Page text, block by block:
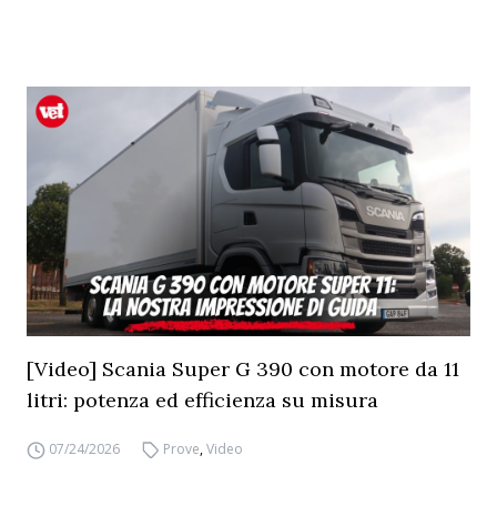
[Video] Scania Super G 390 con motore da 11
litri: potenza ed efficienza su misura
07/24/2026 Prove,Video